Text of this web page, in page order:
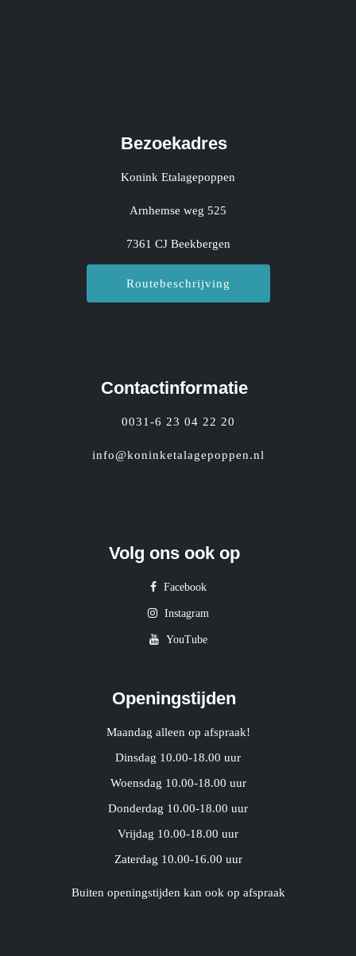
Bezoekadres
Konink Etalagepoppen
Arnhemse weg 525
7361 CJ Beekbergen
Routebeschrijving
Contactinformatie
0031-6 23 04 22 20
info@koninketalagepoppen.nl
Volg ons ook op
Facebook
Instagram
YouTube
Openingstijden
Maandag alleen op afspraak!
Dinsdag 10.00-18.00 uur
Woensdag 10.00-18.00 uur
Donderdag 10.00-18.00 uur
Vrijdag 10.00-18.00 uur
Zaterdag 10.00-16.00 uur
Buiten openingstijden kan ook op afspraak